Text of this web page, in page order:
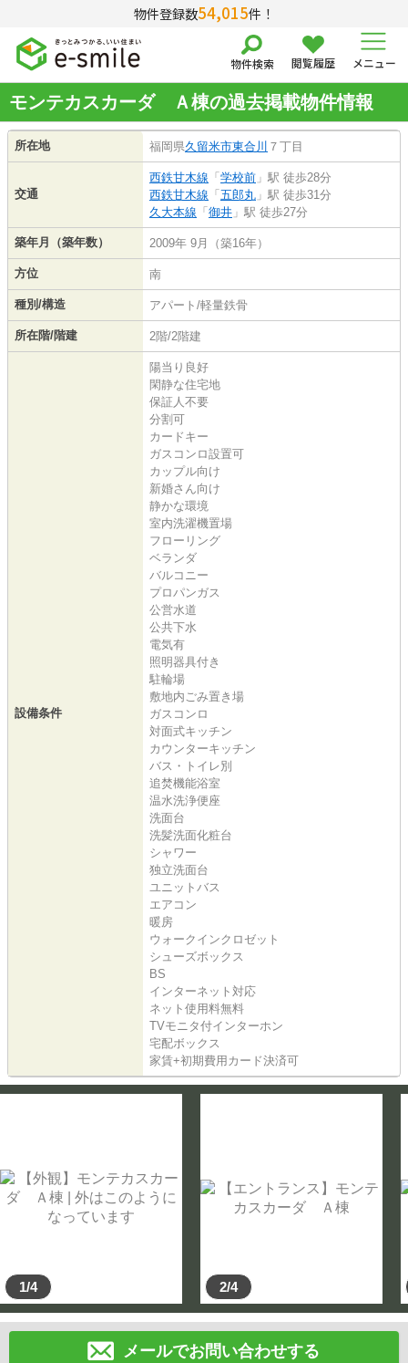
物件登録数54,015件！
物件検索 閲覧履歴 メニュー
モンテカスカーダ Ａ棟の過去掲載物件情報
所在地 福岡県久留米市東合川 ７丁目
交通
西鉄甘木線 「学校前 」駅 徒歩28分
西鉄甘木線 「五郎丸 」駅 徒歩31分
久大本線 「御井 」駅 徒歩27分
築年月（築年数） 2009年 9月（築16年）
方位 南
種別/構造 アパート/軽量鉄骨
所在階/階建 2階/2階建
設備条件
陽当り良好
閑静な住宅地
保証人不要
分割可
カードキー
ガスコンロ設置可
カップル向け
新婚さん向け
静かな環境
室内洗濯機置場
フローリング
ベランダ
バルコニー
プロパンガス
公営水道
公共下水
電気有
照明器具付き
駐輪場
敷地内ごみ置き場
ガスコンロ
対面式キッチン
カウンターキッチン
バス・トイレ別
追焚機能浴室
温水洗浄便座
洗面台
洗髪洗面化粧台
シャワー
独立洗面台
ユニットバス
エアコン
暖房
ウォークインクロゼット
シューズボックス
BS
インターネット対応
ネット使用料無料
TVモニタ付インターホン
宅配ボックス
家賃+初期費用カード決済可
1/4 2/4
メールでお問い合わせする